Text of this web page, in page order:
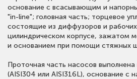
основание с всасывающим и
"in-line"; головная часть; торцевое
состоящие из диффузоров и
цилиндрическом корпусе, зажатом
и основанием при помощи стяжных
Проточная часть насосов
(AISI304 или AISI316L), основание с